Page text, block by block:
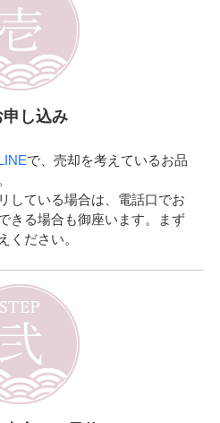
し込み
で、売却を考えているお品
している場合は、電話口でお
きる場合も御座います。まず
ください。